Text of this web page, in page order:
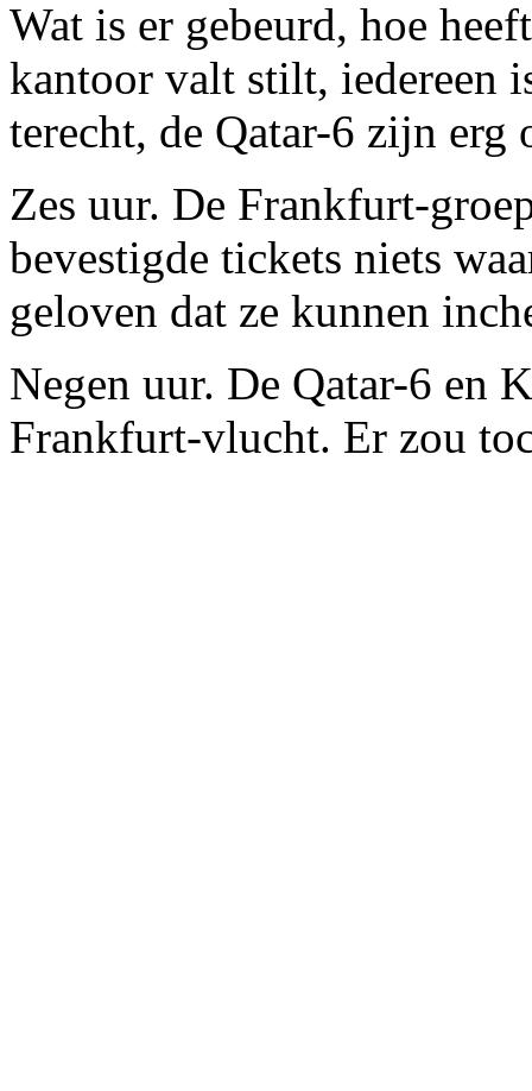
Wat is er gebeurd, hoe
kantoor valt stilt, iedereen
terecht, de Qatar-6 zijn erg
Zes uur. De Frankfurt-
bevestigde tickets niets
geloven dat ze kunnen
Negen uur. De Qatar-6 en
Frankfurt-vlucht. Er zou